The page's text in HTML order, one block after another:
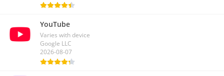
YouTube
Varies with device
Google LLC
2026-08-07